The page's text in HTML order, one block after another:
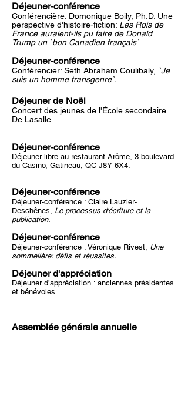
Déjeuner-conférence
Conférencière: Domonique Boily, Ph.D. Une
perspective d'histoire-fiction: Les Rois de
France auraient-ils pu faire de Donald
Trump un `bon Canadien français`
Déjeuner-conférence
Conférencier: Seth Abraham Coulibaly,
`Je
suis un homme transgenre`.
Déjeuner de Noël
​Concert des jeunes de l'École secondaire
De Lasalle.
Déjeuner-conférence
​Déjeuner libre au restaurant Arôme, 3 boulevard
du Casino, Gatineau, QC J8Y 6X4.
Déjeuner-conférence
​Déjeuner-conférence : Claire Lauzier-
Deschênes, Le processus d'écriture et la
publication.
Déjeuner-conférence
​Déjeuner-conférence : Véronique Rivest, Une
sommelière: défis et réussites.
Déjeuner d'appréciation
​Déjeuner d’appréciation : anciennes présidentes
et bénévoles
Assemblée générale annuelle